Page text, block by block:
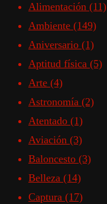
Alimentación (11)
Ambiente (149)
Aniversario (1)
Aptitud física (5)
Arte (4)
Astronomía (2)
Atentado (1)
Aviación (3)
Baloncesto (3)
Belleza (14)
Captura (17)